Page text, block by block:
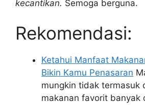
kecantikan. Semoga berguna.
Rekomendasi:
Ketahui Manfaat
Bikin Kamu Penasaran
mungkin tidak termasuk
makanan favorit banyak